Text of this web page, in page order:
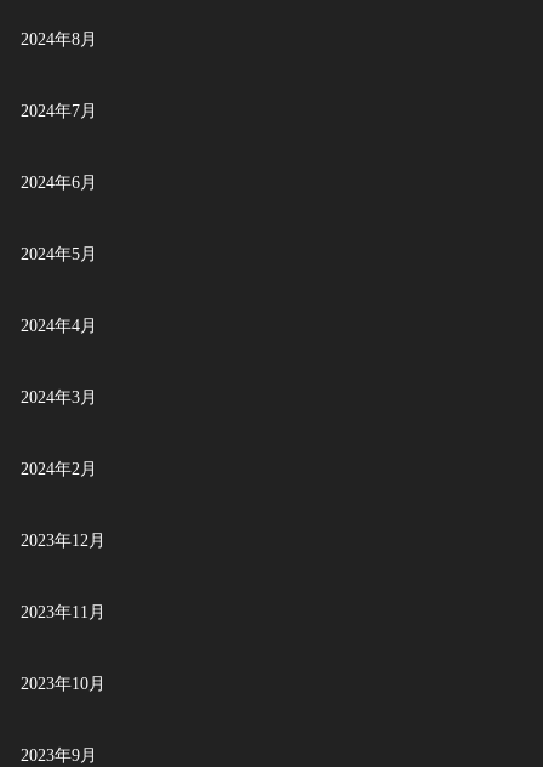
2024年8月
2024年7月
2024年6月
2024年5月
2024年4月
2024年3月
2024年2月
2023年12月
2023年11月
2023年10月
2023年9月